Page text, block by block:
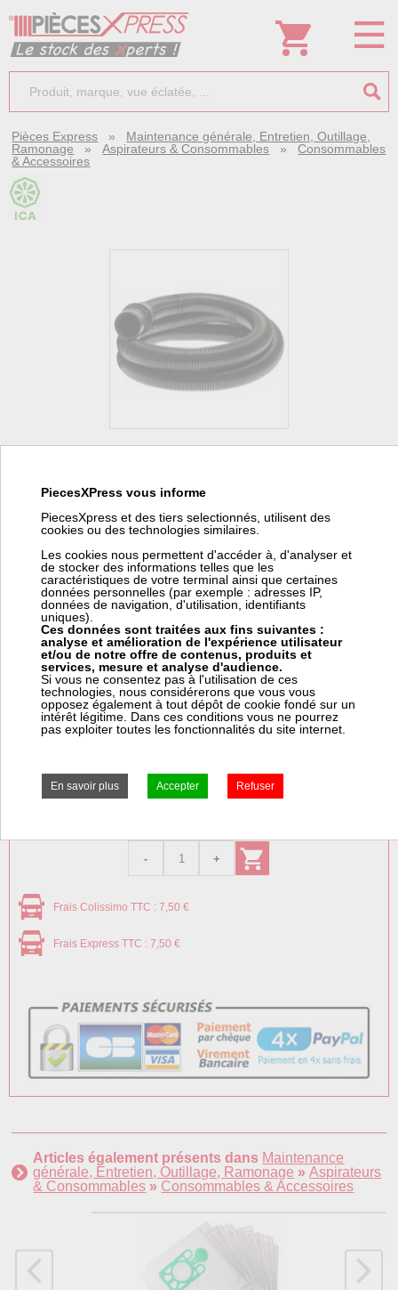
Pièces Express » Maintenance générale, Entretien, Outillage,
Ramonage »Aspirateurs & Consommables »Consommables
& Accessoires
Flexible complet d.38 2,5m Ica TBFX00542
Fabricant:Ica
Code article Pièces Express:363009
(*) Nous pouvons commander ce produit chez Ica. Pour vous
fournir cet article en ± 15 jours chez vous (suivant le stock Ica),
ce fournisseur nous facture 30,00 € HT de frais de transport
pour commande spéciale. Ces frais viendront s'ajouter à votre
coût de transport dans votre panier.
Prix: Prix pro, connectez vous
60,34 € HT
Frais Ica (*) : 30,00 € HT
Frais Colissimo TTC : 7,50 €
Frais Express TTC : 7,50 €
Articles également présents dans Maintenance
générale, Entretien, Outillage, Ramonage »Aspirateurs
& Consommables » Consommables & Accessoires
PiecesXPress vous informe
PiecesXpress et des tiers selectionnés, utilisent des
cookies ou des technologies similaires.
Les cookies nous permettent d'accéder à, d'analyser et
de stocker des informations telles que les
caractéristiques de votre terminal ainsi que certaines
données personnelles (par exemple : adresses IP,
données de navigation, d'utilisation, identifiants
uniques).
Ces données sont traitées aux fins suivantes :
analyse et amélioration de l'expérience utilisateur
et/ou de notre offre de contenus, produits et
services, mesure et analyse d'audience.
Si vous ne consentez pas à l'utilisation de ces
technologies, nous considérerons que vous vous
opposez également à tout dépôt de cookie fondé sur un
intérêt légitime. Dans ces conditions vous ne pourrez
pas exploiter toutes les fonctionnalités du site internet.